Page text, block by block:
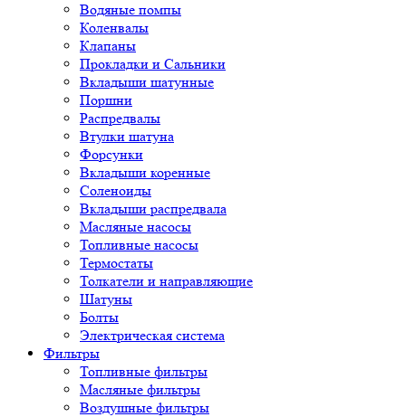
Водяные помпы
Коленвалы
Клапаны
Прокладки и Сальники
Вкладыши шатунные
Поршни
Распредвалы
Втулки шатуна
Форсунки
Вкладыши коренные
Соленоиды
Вкладыши распредвала
Масляные насосы
Топливные насосы
Термостаты
Толкатели и направляющие
Шатуны
Болты
Электрическая система
Фильтры
Топливные фильтры
Масляные фильтры
Воздушные фильтры